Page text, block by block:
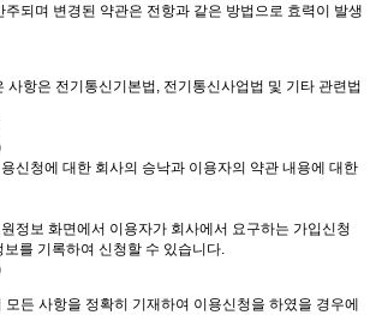
주되며 변경된 약관은 전항과 같은 방법으로 효력이 발생
사항은 전기통신기본법, 전기통신사업법 및 기타 관련법
신청에 대한 회사의 승낙과 이용자의 약관 내용에 대한
정보 화면에서 이용자가 회사에서 요구하는 가입신청
를 기록하여 신청할 수 있습니다.
모든 사항을 정확히 기재하여 이용신청을 하였을 경우에